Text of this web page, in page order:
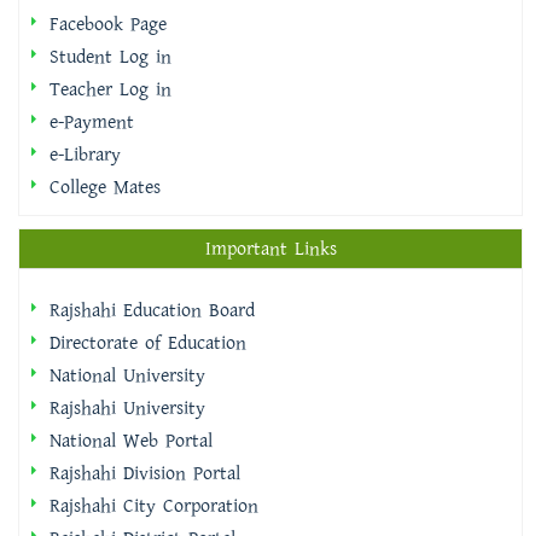
Facebook Page
Student Log in
Teacher Log in
e-Payment
e-Library
College Mates
Important Links
Rajshahi Education Board
Directorate of Education
National University
Rajshahi University
National Web Portal
Rajshahi Division Portal
Rajshahi City Corporation